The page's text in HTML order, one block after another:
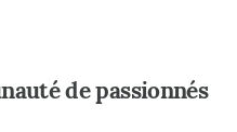
de passionnés